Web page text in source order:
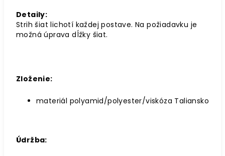
Detaily:
Strih šiat lichotí každej postave. Na požiadavku je
možná úprava dĺžky šiat.
Zloženie:
materiál polyamid/polyester/viskóza Taliansko
Údržba: